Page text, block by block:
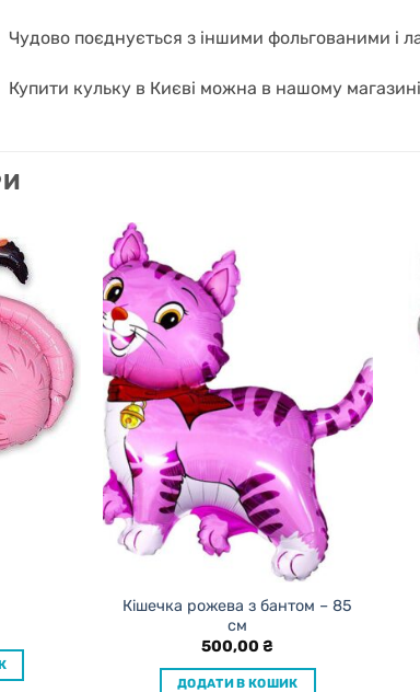
Чудово поєднується з іншими фольгованими і
Купити кульку в Києві можна в нашому
Кішечка рожева з бантом – 85
см
500,00₴
ДОДАТИ В КОШИК